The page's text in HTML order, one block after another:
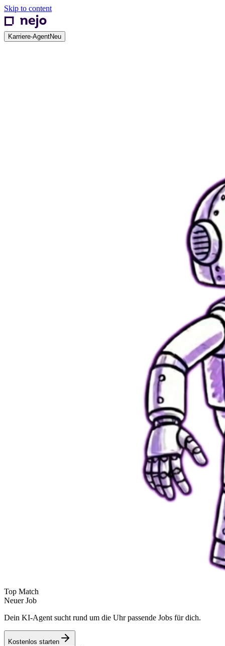
Skip to content
Karriere-AgentNeu
Top Match
Neuer Job
Dein KI-Agent sucht rund um die Uhr passende Jobs für dich.
Kostenlos starten